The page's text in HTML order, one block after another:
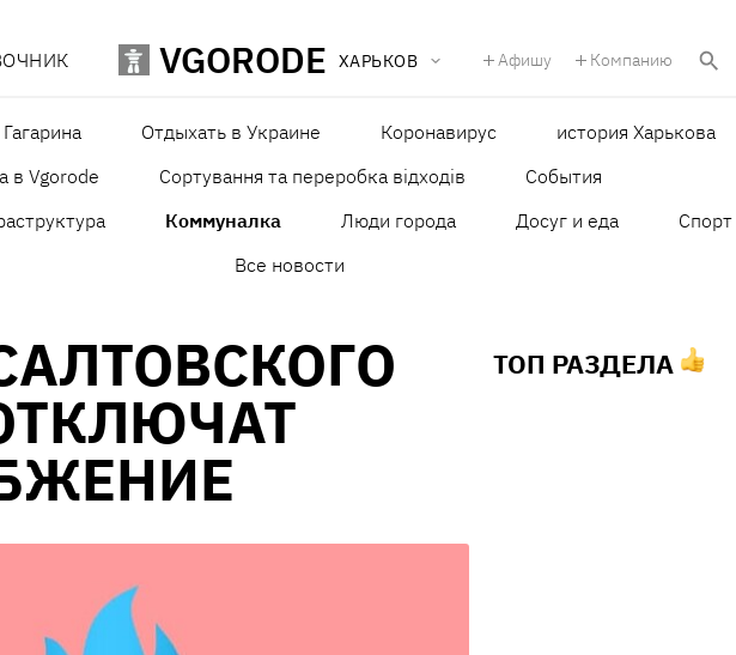
VGORODE ХАРЬКОВ Афишу Компанию
Отдыхать в Украине Коронавирус
история Харькова
в Vgorode
Сортування та переробка відходів
События
Коммуналка Люди города Досуг и еда
Спорт
Все новости
ТОП РАЗДЕЛА